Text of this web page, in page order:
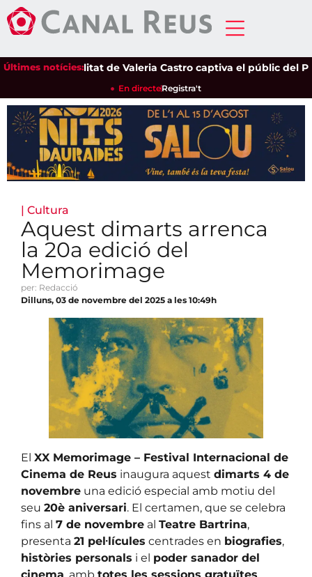
Últimes notícies:
La sensibilitat de Valeria Castro captiva el públic del Parc
En directeRegistra't
| Cultura
Aquest dimarts arrenca
la 20a edició del
Memorimage
per: Redacció
Dilluns, 03 de novembre del 2025 a les 10:49h
El XX Memorimage – Festival Internacional de
Cinema de Reus inaugura aquest dimarts 4 de
novembre una edició especial amb motiu del
seu 20è aniversari. El certamen, que se celebra
fins al 7 de novembre al Teatre Bartrina,
presenta 21 pel·lícules centrades en biografies,
històries personals i el poder sanador del